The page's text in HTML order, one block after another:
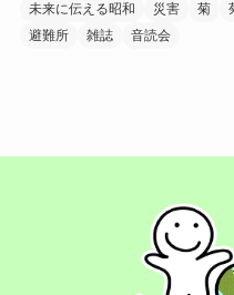
未来に伝える昭和
災害 菊
避難所
雑誌 音読会